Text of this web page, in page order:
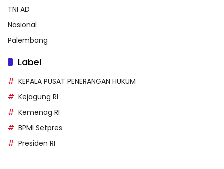
TNI AD
Nasional
Palembang
Label
KEPALA PUSAT PENERANGAN HUKUM
Kejagung RI
Kemenag RI
BPMI Setpres
Presiden RI